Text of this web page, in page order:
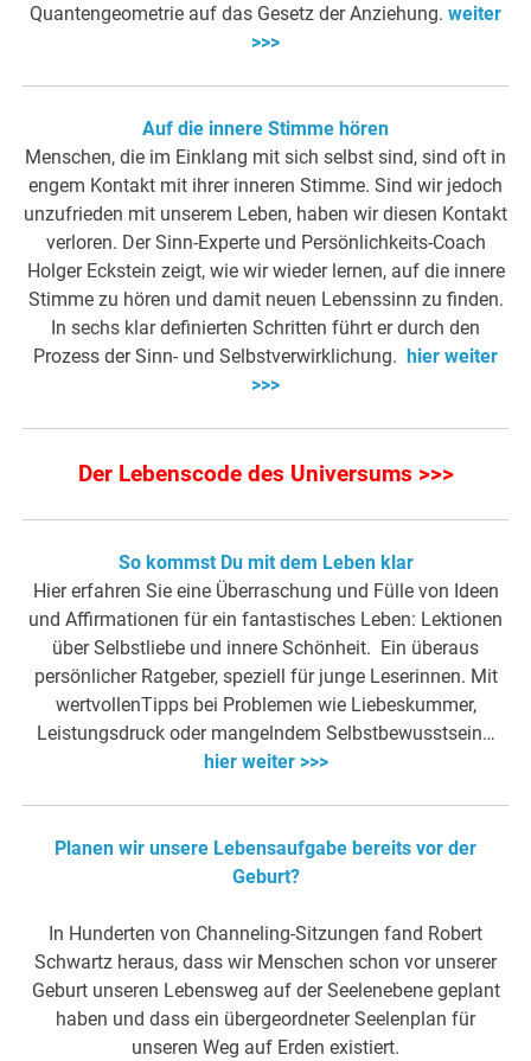
Quantengeometrie auf das Gesetz der Anziehung. weiter
>>>
Auf die innere Stimme hören
Menschen, die im Einklang mit sich selbst sind, sind oft in
engem Kontakt mit ihrer inneren Stimme. Sind wir jedoch
unzufrieden mit unserem Leben, haben wir diesen Kontakt
verloren. Der Sinn-Experte und Persönlichkeits-Coach
Holger Eckstein zeigt, wie wir wieder lernen, auf die innere
Stimme zu hören und damit neuen Lebenssinn zu finden.
In sechs klar definierten Schritten führt er durch den
Prozess der Sinn- und Selbstverwirklichung.
hier weiter
>>>
Der Lebenscode des Universums >>>
So kommst Du mit dem Leben klar
Hier erfahren Sie eine Überraschung und Fülle von Ideen
und Affirmationen für ein fantastisches Leben: Lektionen
über Selbstliebe und innere Schönheit. Ein überaus
persönlicher Ratgeber, speziell für junge Leserinnen. Mit
wertvollenTipps bei Problemen wie Liebeskummer,
Leistungsdruck oder mangelndem Selbstbewusstsein…
hier weiter >>>
Planen wir unsere Lebensaufgabe bereits vor der
Geburt?
In Hunderten von Channeling-Sitzungen fand Robert
Schwartz heraus, dass wir Menschen schon vor unserer
Geburt unseren Lebensweg auf der Seelenebene geplant
haben und dass ein übergeordneter Seelenplan für
unseren Weg auf Erden existiert.